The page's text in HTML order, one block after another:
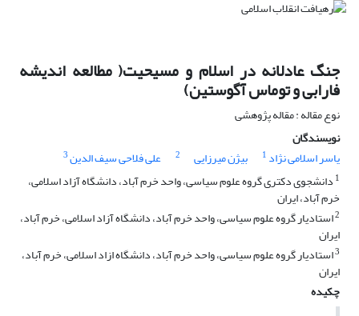
جنگ عادلانه در اسلام و مسیحیت( مطالعه اندیشه
فارابی و توماس آگوستین)
نوع مقاله : مقاله پژوهشی
نویسندگان
یاسر اسلامی نژاد 1 بیژن میرزایی 2 علی فلاحی سیف الدین3
1 دانشجوی دکتری گروه علوم سیاسی، واحد خرم آباد، دانشگاه آزاد اسلامی،
خرم آباد، ایران
2استادیار گروه علوم سیاسی، واحد خرم آباد، دانشگاه آزاد اسلامی، خرم آباد،
ایران
3استادیار گروه علوم سیاسی، واحد خرم آباد، دانشگاه ازاد اسلامی، خرم آباد،
ایران
چکیده